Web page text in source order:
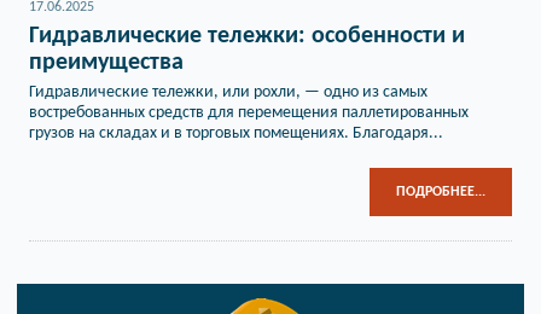
17.06.2025
Гидравлические тележки: особенности и
преимущества
Гидравлические тележки, или рохли, — одно из самых
востребованных средств для перемещения паллетированных
грузов на складах и в торговых помещениях. Благодаря...
ПОДРОБНЕЕ...